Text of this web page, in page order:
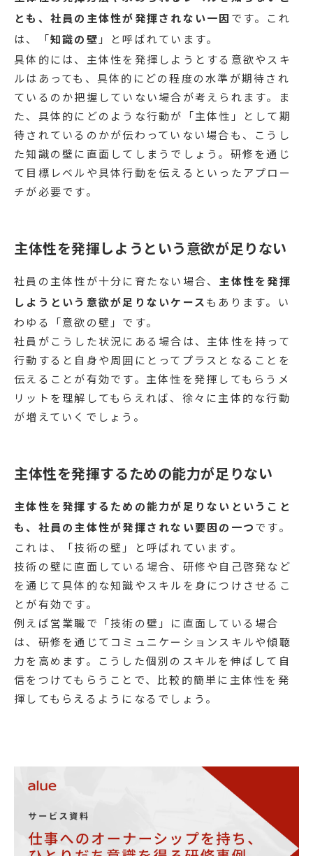
とも、社員の主体性が発揮されない一因 です。これ
は、「知識の壁 」と呼ばれています。
具体的には、主体性を発揮しようとする意欲やスキ
ルはあっても、具体的にどの程度の水準が期待され
ているのか把握していない場合が考えられます。ま
た、具体的にどのような行動が「主体性」として期
待されているのかが伝わっていない場合も、こうし
た知識の壁に直面してしまうでしょう。研修を通じ
て目標レベルや具体行動を伝えるといったアプロー
チが必要です。
主体性を発揮しようという意欲が足りない
社員の主体性が十分に育たない場合、 主体性を発揮
しようという意欲が足りないケースもあります。い
わゆる「意欲の壁」です。
社員がこうした状況にある場合は、主体性を持って
行動すると自身や周囲にとってプラスとなることを
伝えることが有効です。主体性を発揮してもらうメ
リットを理解してもらえれば、徐々に主体的な行動
が増えていくでしょう。
主体性を発揮するための能力が足りない
主体性を発揮するための能力が足りないということ
も、社員の主体性が発揮されない要因の一つです。
これは、「技術の壁」と呼ばれています。
技術の壁に直面している場合、研修や自己啓発など
を通じて具体的な知識やスキルを身につけさせるこ
とが有効です。
例えば営業職で「技術の壁」に直面している場合
は、研修を通じてコミュニケーションスキルや傾聴
力を高めます。こうした個別のスキルを伸ばして自
信をつけてもらうことで、比較的簡単に主体性を発
揮してもらえるようになるでしょう。